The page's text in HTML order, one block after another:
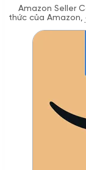
Amazon Seller
thức của Amazon,